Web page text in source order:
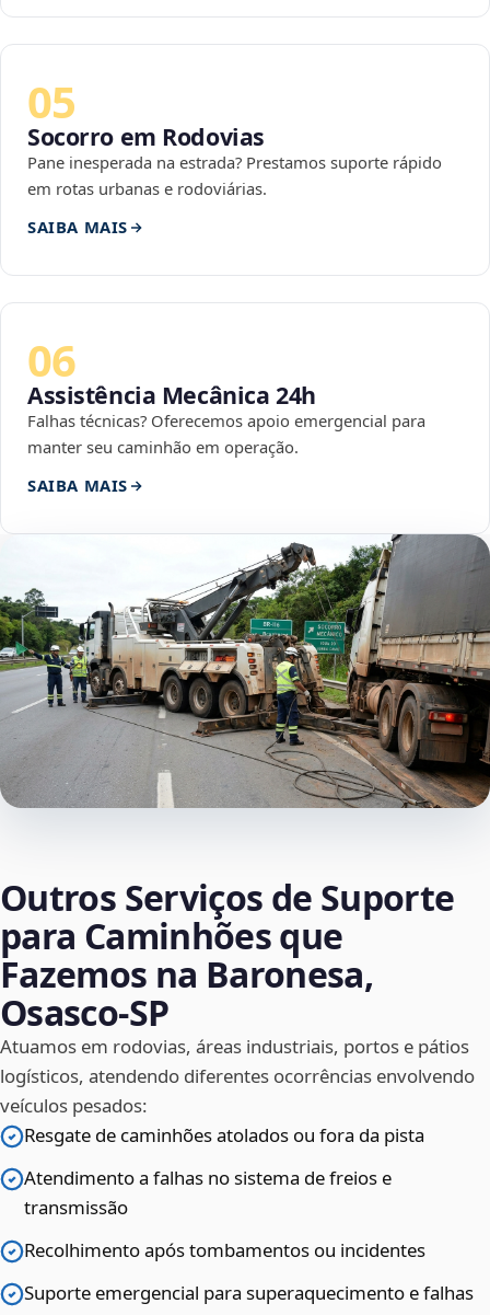
05
Socorro em Rodovias
Pane inesperada na estrada? Prestamos suporte rápido
em rotas urbanas e rodoviárias.
SAIBA MAIS
06
Assistência Mecânica 24h
Falhas técnicas? Oferecemos apoio emergencial para
manter seu caminhão em operação.
SAIBA MAIS
Outros Serviços de Suporte
para Caminhões que
Fazemos na Baronesa,
Osasco‑SP
Atuamos em rodovias, áreas industriais, portos e pátios
logísticos, atendendo diferentes ocorrências envolvendo
veículos pesados:
Resgate de caminhões atolados ou fora da pista
Atendimento a falhas no sistema de freios e
transmissão
Recolhimento após tombamentos ou incidentes
Suporte emergencial para superaquecimento e falhas